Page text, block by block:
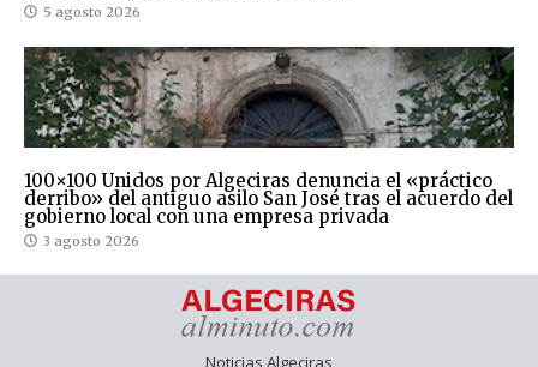
5 agosto 2026
100×100 Unidos por Algeciras denuncia el «práctico
derribo» del antiguo asilo San José tras el acuerdo del
gobierno local con una empresa privada
3 agosto 2026
Noticias Algeciras